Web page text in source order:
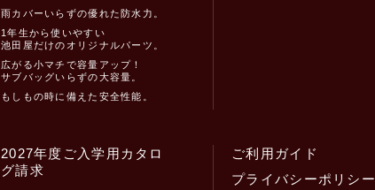
雨カバーいらずの優れた防水力。
1年生から使いやすい
池田屋だけのオリジナルパーツ。
広がる小マチで容量アップ！
サブバッグいらずの大容量。
もしもの時に備えた安全性能。
2027年度ご入学用カタロ
グ請求
ご利用ガイド
プライバシーポリシー